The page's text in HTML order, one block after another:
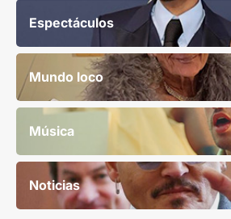
Espectáculos
Mundo loco
Música
Noticias